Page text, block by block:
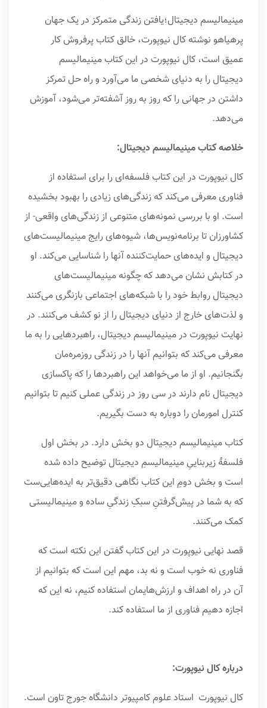
مینیمالیسم دیجیتال؛یافتن زندگی متمرکز در یک جهان
پرهیاهو نوشته کال نیوپورت، خالق کتاب پرفروش کار
عمیق است، کال نیوپورت در این کتاب مینیمالیسم
دیجیتال را به دنیای شخصی ما می‌آورد و راه حل تمرکز
داشتن در جهانی را که روز به روز آشفته‌تر می‌شود، آموزش
می‌دهد.
خلاصه کتاب مینیمالیسم دیجیتال:
کال نیوپورت در این کتاب فلسفه‌ای را برای استفاده از
فناوری معرفی می‌کند که زندگی‌های زیادی را بهبود بخشیده
است. او با بررسی نمونه‌های متنوعی از زندگی‌های واقعی- از
کشاورزان تا برنامه‌نویس‌ها، شیوه‌های رایج مینیمالیست‌های
دیجیتال و ایده‌های حمایت‌کننده آنها را شناسایی می‌کند. او
در کتابش نشان می‌دهد که چگونه مینیمالیست‌های
دیجیتال روابط خود را با شبکه‌های اجتماعی بازنگری می‌کنند
و لذت‌های خارج از دنیای دیجیتال را از نو کشف می‌کنند. در
نهایت نیوپورت در مینیمالیسم دیجیتال، راهبردهایی را به ما
معرفی می‌کند که بتوانیم آنها را در زندگی روزمره‌مان
بگنجانیم. او از ما می‌خواهد این راهبردها را که پاکسازی
دیجیتال نام دارند در سی‌ روز در زندگی عملی کنیم تا بتوانیم
کنترل امورمان را دوباره به دست بگیریم.
کتاب مینیمالیسم دیجیتال دو بخش دارد. در بخش اول
فلسفهٔ زیربناییِ مینیمالیسمِ دیجیتال توضیح داده شده
است و بخش دومِ این کتاب نگاهی دقیق‌تر به ایده‌هایی‌ست
که به شما در پیش‌گرفتنِ سبکِ زندگیِ ساده و مینیمالیستی
کمک می‌کنند.
قصد نهایی نیوپورت در این کتاب گفتن این نکته است که
فناوری نه خوب است و نه بد، مهم این است که بتوانیم از
آن در راه اهداف و ارزش‌هایمان استفاده کنیم، نه این که
اجازه دهیم فناوری از ما استفاده کند.
درباره کال نیوپورت:
کال نیوپورت استاد علوم کامپیوتر دانشگاه جورج تاون است.